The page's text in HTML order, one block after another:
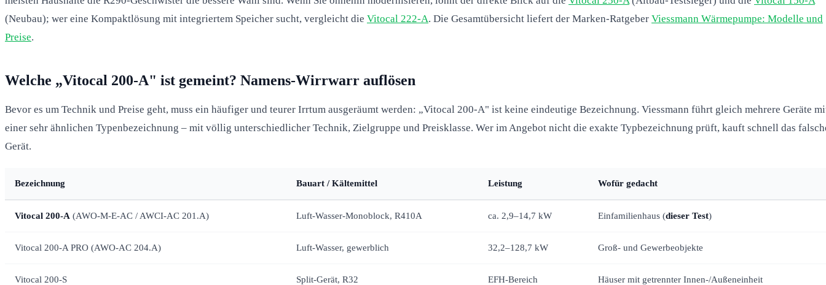
(Neubau); wer eine Kompaktlösung mit integriertem Speicher sucht, vergleicht die Vitocal 222-A. Die Gesamtübersicht liefert der Marken-Ratgeber Viessmann Wärmepumpe: Modelle und
Preise.
Welche „Vitocal 200-A" ist gemeint? Namens-Wirrwarr auflösen
Bevor es um Technik und Preise geht, muss ein häufiger und teurer Irrtum ausgeräumt werden: „Vitocal 200-A" ist keine eindeutige Bezeichnung. Viessmann führt gleich mehrere Geräte
einer sehr ähnlichen Typenbezeichnung – mit völlig unterschiedlicher Technik, Zielgruppe und Preisklasse. Wer im Angebot nicht die exakte Typbezeichnung prüft, kauft schnell das
Gerät.
Bezeichnung Bauart / Kältemittel Leistung Wofür gedacht
Vitocal 200-A (AWO-M-E-AC / AWCI-AC 201.A) Luft-Wasser-Monoblock, R410A ca. 2,9–14,7 kW Einfamilienhaus (dieser Test)
Vitocal 200-A PRO (AWO-AC 204.A) Luft-Wasser, gewerblich 32,2–128,7 kW Groß- und Gewerbeobjekte
Vitocal 200-S Split-Gerät, R32 EFH-Bereich Häuser mit getrennter Innen-/Außeneinheit